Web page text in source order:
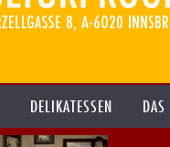
DELIKATESSEN